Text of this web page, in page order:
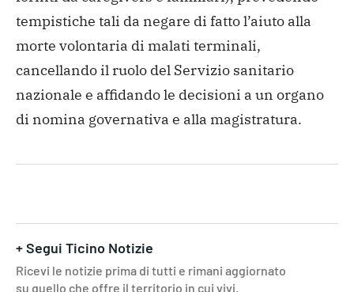
tempistiche tali da negare di fatto l’aiuto alla
morte volontaria di malati terminali,
cancellando il ruolo del Servizio sanitario
nazionale e affidando le decisioni a un organo
di nomina governativa e alla magistratura.
+ Segui Ticino Notizie
Ricevi le notizie prima di tutti e rimani aggiornato
su quello che offre il territorio in cui vivi.